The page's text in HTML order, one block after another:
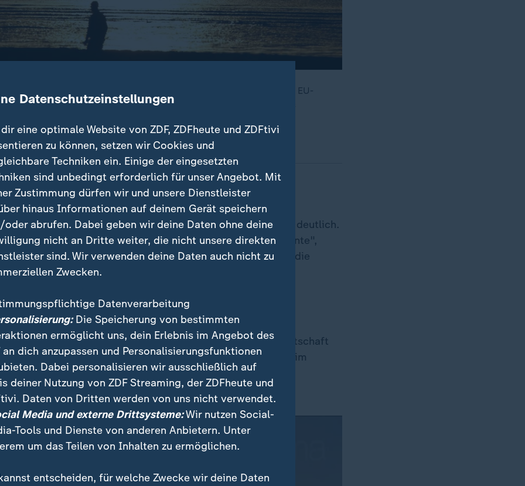
weltweit das drittwärmste seit Beginn der Aufzeichnungen, so der EU-
In der Antarktis wurde die höchste Jahrestemperatur jemals
Klimaziele deutlich
insbesondere der Verkehrssektor die Klimaziele bis 2030 deutlich.
die Überschreitung 169 Millionen Tonnen CO2-Äquivalente",
Sektor Gebäude erreicht die Ziele nicht. Hier beläuft sich die
rund 110 Millionen Tonnen CO2-Äquivalente.
Klimaziel insgesamt gefährdet sein.
erreichen dagegen die vorgegebenen Ziele. Die Energiewirtschaft
von über 250 Millionen Tonnen CO2-Äquivalenten im
2030. Auch die Sektoren Industrie, Landwirtschaft und
eine sogenannte Zielübererfüllung.
Datenschutzeinstellungen
eine optimale Website von ZDF, ZDFheute und ZDFtivi
zu können, setzen wir Cookies und
Techniken ein. Einige der eingesetzten
sind unbedingt erforderlich für unser Angebot. Mit
Zustimmung dürfen wir und unsere Dienstleister
hinaus Informationen auf deinem Gerät speichern
oder abrufen. Dabei geben wir deine Daten ohne deine
nicht an Dritte weiter, die nicht unsere direkten
sind. Wir verwenden deine Daten auch nicht zu
Zwecken.
Datenverarbeitung
Die Speicherung von bestimmten
ermöglicht uns, dein Erlebnis im Angebot des
an dich anzupassen und Personalisierungsfunktionen
Dabei personalisieren wir ausschließlich auf
deiner Nutzung von ZDF Streaming, der ZDFheute und
Daten von Dritten werden von uns nicht verwendet.
Media und externe Drittsysteme:Wir nutzen Social-
Tools und Dienste von anderen Anbietern. Unter
um das Teilen von Inhalten zu ermöglichen.
entscheiden, für welche Zwecke wir deine Daten